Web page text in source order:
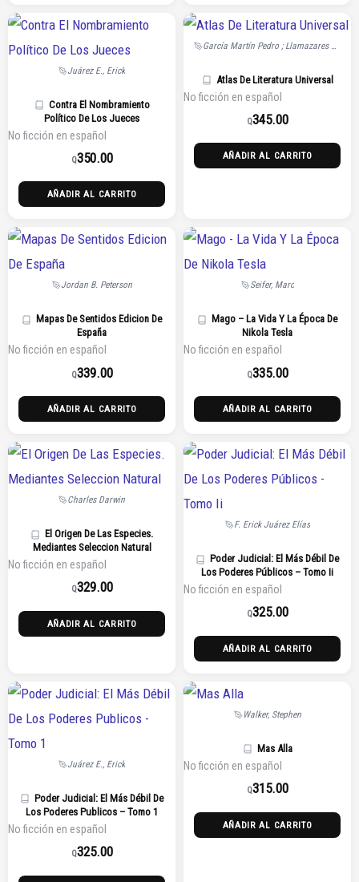
Juárez E., Erick
Contra El Nombramiento
Político De Los Jueces
No ficción en español
Q350.00
AÑADIR AL CARRITO
Atlas De Literatura Universal
No ficción en español
Q345.00
AÑADIR AL CARRITO
Jordan B. Peterson
Mapas De Sentidos Edicion De
España
No ficción en español
Q339.00
AÑADIR AL CARRITO
Seifer, Marc
Mago – La Vida Y La Época De
Nikola Tesla
No ficción en español
Q335.00
AÑADIR AL CARRITO
Charles Darwin
El Origen De Las Especies.
Mediantes Seleccion Natural
No ficción en español
Q329.00
AÑADIR AL CARRITO
F. Erick Juárez Elías
Poder Judicial: El Más Débil De
Los Poderes Públicos – Tomo Ii
No ficción en español
Q325.00
AÑADIR AL CARRITO
Juárez E., Erick
Poder Judicial: El Más Débil De
Los Poderes Publicos – Tomo 1
No ficción en español
Q325.00
Walker, Stephen
Mas Alla
No ficción en español
Q315.00
AÑADIR AL CARRITO